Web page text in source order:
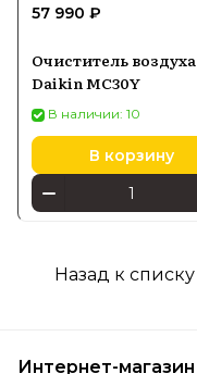
57 990 ₽
Очиститель воздуха
Daikin MC30Y
В наличии: 10
В корзину
Назад к списку
Интернет-магазин